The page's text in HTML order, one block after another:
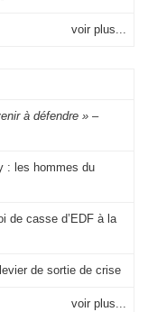
voir plus...
à défendre » –
: les hommes du
de casse d’EDF à la
de sortie de crise
voir plus...